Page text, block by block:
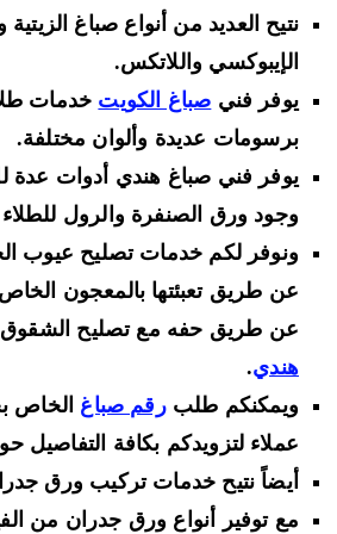
نتيح العديد من أنواع صباغ الزيتية
الإيبوكسي واللاتكس.
يوفر فنيصباغ الكويتخدمات طلاء
برسومات عديدة وألوان مختلفة.
يوفر فني صباغ هندي أدوات عدة
وجود ورق الصنفرة والرول للطلاء
ونوفر لكم خدمات تصليح عيوب
عن طريق تعبئتها بالمعجون الخاص،
عن طريق حفه مع تصليح الشقوق
هندي.
ويمكنكم طلبرقم صباغالخاص
عملاء لتزويدكم بكافة التفاصيل حول
أيضاً نتيح خدمات تركيب ورق جدران
مع توفير أنواع ورق جدران من